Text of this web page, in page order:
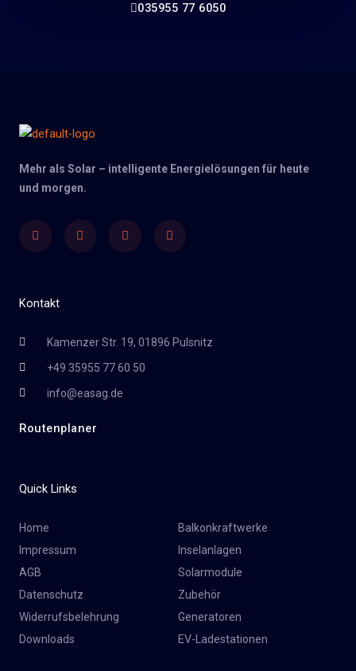
035955 77 6050
Mehr als Solar – intelligente Energielösungen für heute
und morgen.
FacebookTwitter Youtube Instagram
Kontakt
Kamenzer Str. 19, 01896 Pulsnitz
+49 35955 77 60 50
info@easag.de
Routenplaner
Quick Links
Home
Impressum
AGB
Datenschutz
Widerrufsbelehrung
Downloads
Balkonkraftwerke
Inselanlagen
Solarmodule
Zubehör
Generatoren
EV-Ladestationen